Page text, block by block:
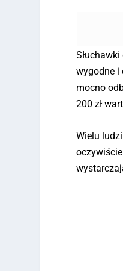
wygodne i
mocno
200 zł
Wielu